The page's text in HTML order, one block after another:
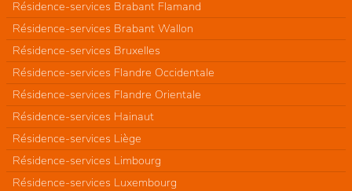
Résidence-services Brabant Flamand
Résidence-services Brabant Wallon
Résidence-services Bruxelles
Résidence-services Flandre Occidentale
Résidence-services Flandre Orientale
Résidence-services Hainaut
Résidence-services Liège
Résidence-services Limbourg
Résidence-services Luxembourg